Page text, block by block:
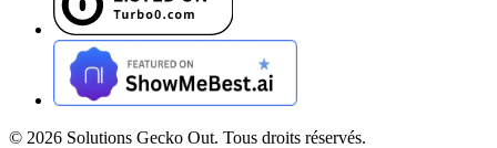
© 2026 Solutions Gecko Out. Tous droits réservés.